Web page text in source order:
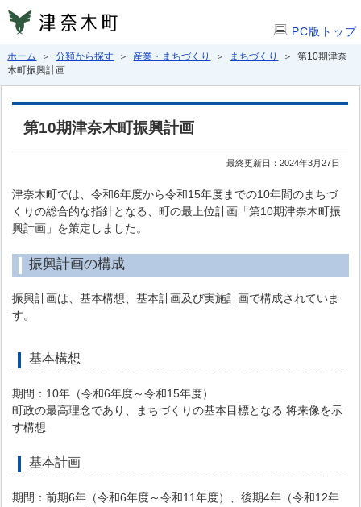
PC版トップ
ホーム ＞分類から探す ＞ 産業・まちづくり ＞ まちづくり
＞ 第10期津奈
木町振興計画
第10期津奈木町振興計画
最終更新日：2024年3月27日
津奈木町では、令和6年度から令和15年度までの10年間のまちづ
くりの総合的な指針となる、町の最上位計画「第10期津奈木町振
興計画」を策定しました。
振興計画の構成
振興計画は、基本構想、基本計画及び実施計画で構成されていま
す。
基本構想
期間：10年（令和6年度～令和15年度）
町政の最高理念であり、まちづくりの基本目標となる 将来像を示
す構想
基本計画
期間：前期6年（令和6年度～令和11年度）、後期4年（令和12年